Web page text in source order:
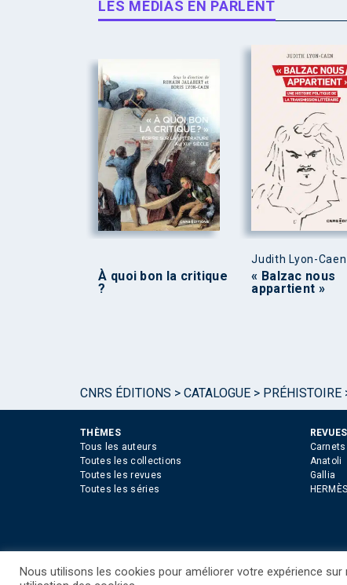
LES MÉDIAS EN PARLENT
À quoi bon la critique
?
Judith Lyon-Caen
« Balzac nous
appartient »
CNRS ÉDITIONS > CATALOGUE > PRÉHISTOIRE
THÈMES
Tous les auteurs
Toutes les collections
Toutes les revues
Toutes les séries
REVUES
Anatoli
Gallia
HERMÈS
©CNRS EDITIONS 2025
Nous utilisons les cookies pour améliorer votre expérience